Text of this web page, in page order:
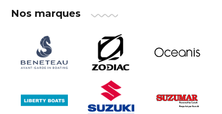
Nos marques